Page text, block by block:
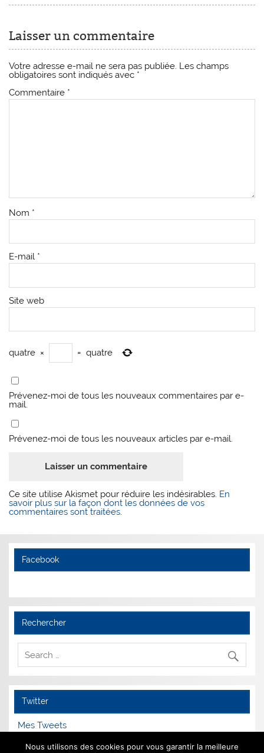
Laisser un commentaire
Votre adresse e-mail ne sera pas publiée. Les champs
obligatoires sont indiqués avec *
Commentaire *
Nom *
E-mail *
Site web
quatre × = quatre
Prévenez-moi de tous les nouveaux commentaires par e-
mail.
Prévenez-moi de tous les nouveaux articles par e-mail.
Ce site utilise Akismet pour réduire les indésirables. En
savoir plus sur la façon dont les données de vos
commentaires sont traitées.
Facebook
Rechercher
Twitter
Mes Tweets
Nous utilisons des cookies pour vous garantir la meilleure